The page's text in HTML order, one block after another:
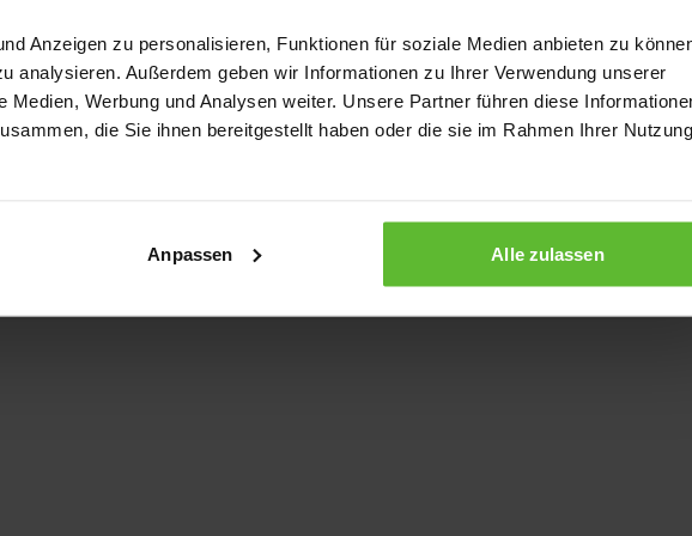
Anzeigen zu personalisieren, Funktionen für soziale Medien anbieten zu
analysieren. Außerdem geben wir Informationen zu Ihrer Verwendung unserer
Medien, Werbung und Analysen weiter. Unsere Partner führen diese
die Sie ihnen bereitgestellt haben oder die sie im Rahmen Ihrer Nutzung
Anpassen Alle zulassen
occurred while loading www.kurzwego.de (see the browser console for more